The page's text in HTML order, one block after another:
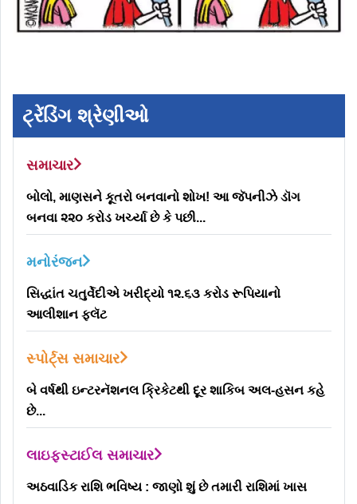
ટ્રેંડિંગ શ્રેણીઓ
સમાચાર
બોલો, માણસને કૂતરો બનવાનો શોખ! આ જૅપનીઝે ડૉગ
બનવા ૨૨૦ કરોડ ખર્ચ્યા છે કે પછી...
મનોરંજન
સિદ્ધાંત ચતુર્વેદીએ ખરીદ્યો ૧૨.૬૩ કરોડ રૂપિયાનો
આલીશાન ફ્લૅટ
સ્પોર્ટ્સ સમાચાર
બે વર્ષથી ઇન્ટરનૅશનલ ક્રિકેટથી દૂર શાકિબ અલ-હસન કહે
છે...
લાઇફસ્ટાઈલ સમાચાર
અઠવાડિક રાશિ ભવિષ્ય : જાણો શું છે તમારી રાશિમાં ખાસ